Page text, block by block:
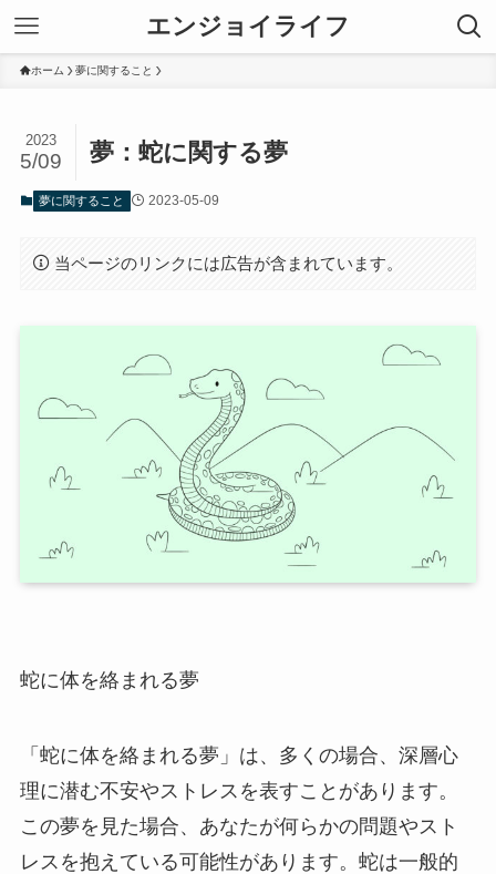
エンジョイライフ
ホーム 夢に関すること
夢：蛇に関する夢
2023
5/09
夢に関すること 2023-05-09
当ページのリンクには広告が含まれています。
蛇に体を絡まれる夢
「蛇に体を絡まれる夢」は、多くの場合、深層心
理に潜む不安やストレスを表すことがあります。
この夢を見た場合、あなたが何らかの問題やスト
レスを抱えている可能性があります。蛇は一般的